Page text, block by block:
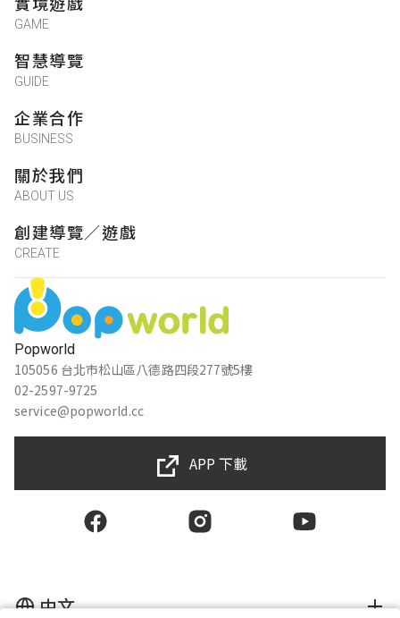
Popworld
105056 台北市松山區八德路四段277號5樓
02-2597-9725
service@popworld.cc
GAME
智慧導覽
GUIDE
企業合作
BUSINESS
關於我們
ABOUT US
創建導覽／遊戲
CREATE
APP 下載
中文